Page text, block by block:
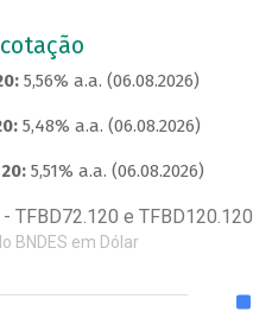
5,56% a.a. (06.08.2026)
5,48% a.a. (06.08.2026)
5,51% a.a. (06.08.2026)
TFBD72.120 e TFBD120.120
BNDES em Dólar